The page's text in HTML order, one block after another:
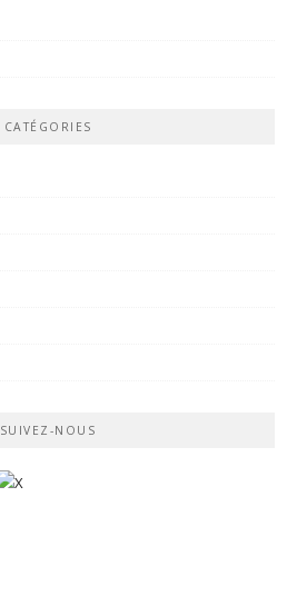
CATÉGORIES
SUIVEZ-NOUS